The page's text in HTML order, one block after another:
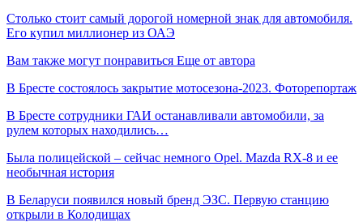
Столько стоит самый дорогой номерной знак для автомобиля.
Его купил миллионер из ОАЭ
Вам также могут понравиться Еще от автора
В Бресте состоялось закрытие мотосезона-2023. Фоторепортаж
В Бресте сотрудники ГАИ останавливали автомобили, за
рулем которых находились…
Была полицейской – сейчас немного Opel. Mazda RX-8 и ее
необычная история
В Беларуси появился новый бренд ЭЗС. Первую станцию
открыли в Колодищах